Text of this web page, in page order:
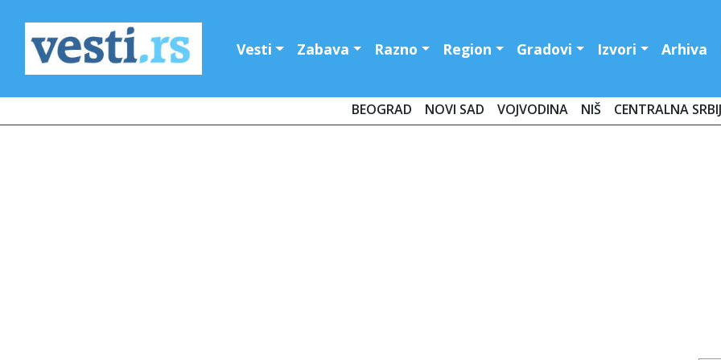
Vesti Zabava Razno Region Gradovi Izvori Arhiva
BEOGRAD NOVI SAD VOJVODINA NIŠ CENTRALNA